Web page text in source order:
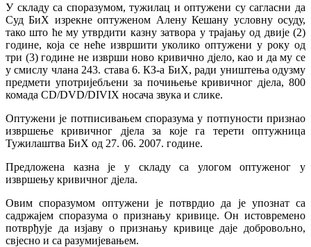
У складу са споразумом, тужилац и оптужени су сагласни да
Суд БиХ изрекне оптуженом Алену Кешану условну осуду,
тако што ће му утврдити казну затвора у трајању од двије (2)
године, која се неће извршити уколико оптужени у року од
три (3) године не изврши ново кривично дјело, као и да му се
у смислу члана 243. става 6. КЗ-а БиХ, ради уништења одузму
предмети употријебљени за почињење кривичног дјела, 800
комада CD/DVD/DIVIX носача звука и слике.
Оптужени је потписивањем споразума у потпуности признао
извршење кривичног дјела за које га терети оптужница
Тужилаштва БиХ од 27. 06. 2007. године.
Предложена казна је у складу са улогом оптуженог у
извршењу кривичног дјела.
Овим споразумом оптужени је потврдио да је упознат са
садржајем споразума о признању кривице. Он истовремено
потврђује да изјаву о признању кривице даје добровољно,
свјесно и са разумијевањем.